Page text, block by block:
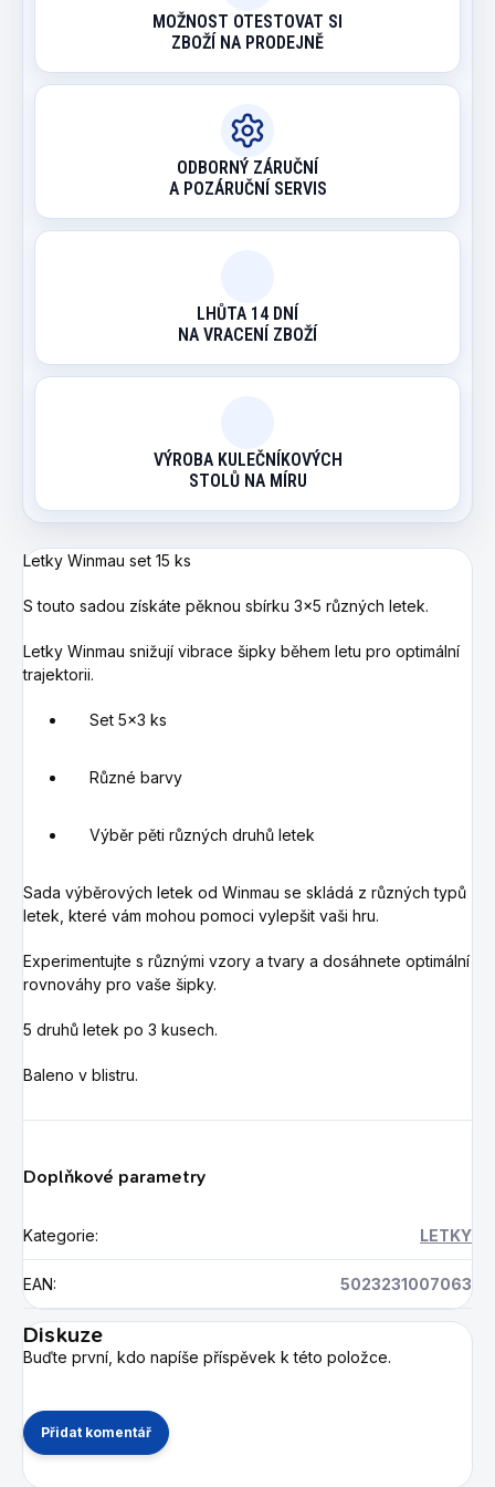
MOŽNOST OTESTOVAT SI
ZBOŽÍ NA PRODEJNĚ
ODBORNÝ ZÁRUČNÍ
A POZÁRUČNÍ SERVIS
LHŮTA 14 DNÍ
NA VRACENÍ ZBOŽÍ
VÝROBA KULEČNÍKOVÝCH
STOLŮ NA MÍRU
Letky Winmau set 15 ks
S touto sadou získáte pěknou sbírku 3x5 různých letek.
Letky Winmau snižují vibrace šipky během letu pro optimální
trajektorii.
Set 5x3 ks
Různé barvy
Výběr pěti různých druhů letek
Sada výběrových letek od Winmau se skládá z různých typů
letek, které vám mohou pomoci vylepšit vaši hru.
Experimentujte s různými vzory a tvary a dosáhnete optimální
rovnováhy pro vaše šipky.
5 druhů letek po 3 kusech.
Baleno v blistru.
Doplňkové parametry
Kategorie: LETKY
EAN: 5023231007063
Diskuze
Buďte první, kdo napíše příspěvek k této položce.
Přidat komentář